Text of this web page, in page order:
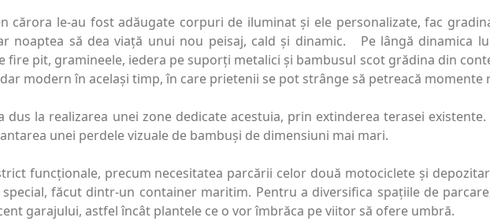
cărora le-au fost adăugate corpuri de iluminat și ele personalizate, fac
noaptea să dea viață unui nou peisaj, cald și dinamic. Pe lângă dinamica
fire pit, gramineele, iedera pe suporți metalici și bambusul scot grădina din
modern în același timp, în care prietenii se pot strânge să petreacă momente
la realizarea unei zone dedicate acestuia, prin extinderea terasei
unei perdele vizuale de bambuși de dimensiuni mai mari.
funcționale, precum necesitatea parcării celor două motociclete și
făcut dintr-un container maritim. Pentru a diversifica spațiile de
garajului, astfel încât plantele ce o vor îmbrăca pe viitor să ofere umbră.